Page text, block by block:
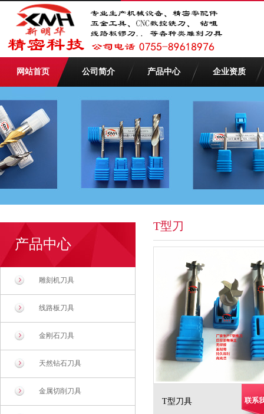
网站首页 公司简介 产品中心 企业资质
产品中心
雕刻机刀具
线路板刀具
金刚石刀具
天然钻石刀具
金属切削刀具
T型刀
T型刀具 联系